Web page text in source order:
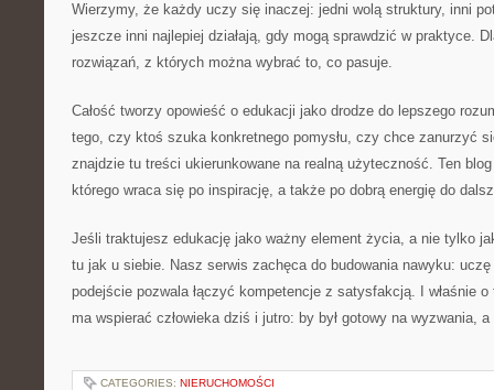
Wierzymy, że każdy uczy się inaczej: jedni wolą struktury, inni
jeszcze inni najlepiej działają, gdy mogą sprawdzić w praktyce.
rozwiązań, z których można wybrać to, co pasuje.
Całość tworzy opowieść o edukacji jako drodze do lepszego
tego, czy ktoś szuka konkretnego pomysłu, czy chce zanurzyć
znajdzie tu treści ukierunkowane na realną użyteczność. Ten
którego wraca się po inspirację, a także po dobrą energię do
Jeśli traktujesz edukację jako ważny element życia, a nie tylko
tu jak u siebie. Nasz serwis zachęca do budowania nawyku:
podejście pozwala łączyć kompetencje z satysfakcją. I właśnie
ma wspierać człowieka dziś i jutro: by był gotowy na wyzwania,
CATEGORIES: NIERUCHOMOŚCI